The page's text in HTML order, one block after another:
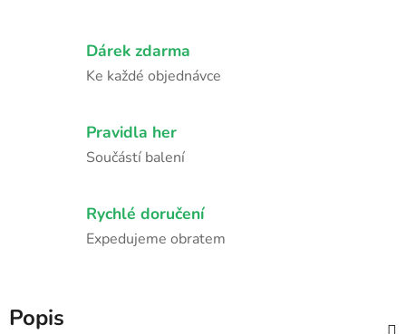
Dárek zdarma
Ke každé objednávce
Pravidla her
Součástí balení
Rychlé doručení
Expedujeme obratem
Popis